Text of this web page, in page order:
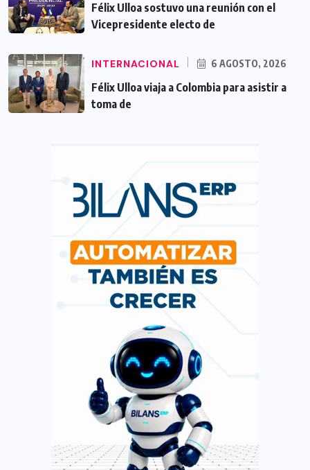
Félix Ulloa sostuvo una reunión con el
Vicepresidente electo de
INTERNACIONAL 6 AGOSTO, 2026
Félix Ulloa viaja a Colombia para asistir a
toma de